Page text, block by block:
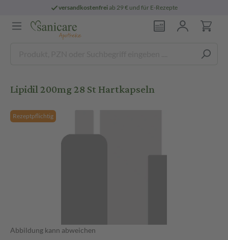
versandkostenfreiab 29 € und für E-Rezepte
Lipidil 200mg 28 St Hartkapseln
Rezeptpflichtig
Abbildung kann abweichen